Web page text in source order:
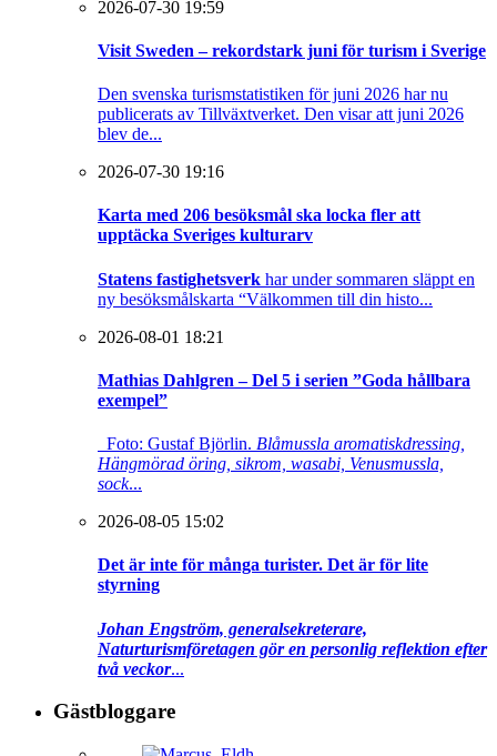
2026-07-30 19:59
Visit Sweden – rekordstark juni för turism i Sverige
Den svenska turismstatistiken för juni 2026 har nu
publicerats av Tillväxtverket. Den visar att juni 2026
blev de...
2026-07-30 19:16
Karta med 206 besöksmål ska locka fler att
upptäcka Sveriges kulturarv
Statens fastighetsverk har under sommaren släppt en
ny besöksmålskarta “Välkommen till din histo...
2026-08-01 18:21
Mathias Dahlgren – Del 5 i serien ”Goda hållbara
exempel”
Foto: Gustaf Björlin. Blåmussla aromatiskdressing,
Hängmörad öring, sikrom, wasabi, Venusmussla,
sock...
2026-08-05 15:02
Det är inte för många turister. Det är för lite
styrning
Johan Engström, generalsekreterare,
Naturturismföretagen gör en personlig reflektion efter
två veckor...
Gästbloggare